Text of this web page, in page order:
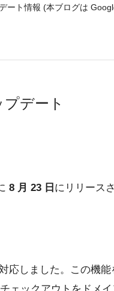
ト情報 (本ブログは
デート
8 月 23 日 にリリース
応しました。この機能